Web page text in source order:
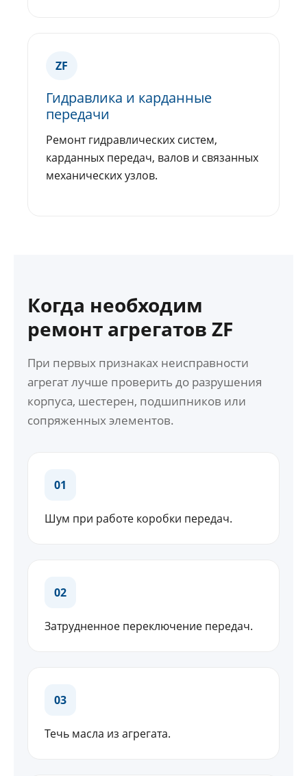
ZF
Гидравлика и карданные
передачи
Ремонт гидравлических систем,
карданных передач, валов и связанных
механических узлов.
Когда необходим
ремонт агрегатов ZF
При первых признаках неисправности
агрегат лучше проверить до разрушения
корпуса, шестерен, подшипников или
сопряженных элементов.
01
Шум при работе коробки передач.
02
Затрудненное переключение передач.
03
Течь масла из агрегата.